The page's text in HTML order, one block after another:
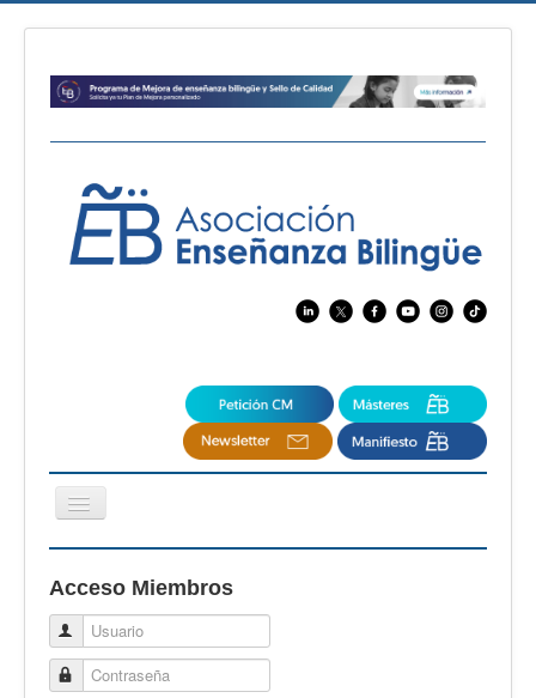
Cambiar
navegación
CertAcleB
Profesores Visitantes
Calidad
Acceso Miembros
Usuario
Contraseña